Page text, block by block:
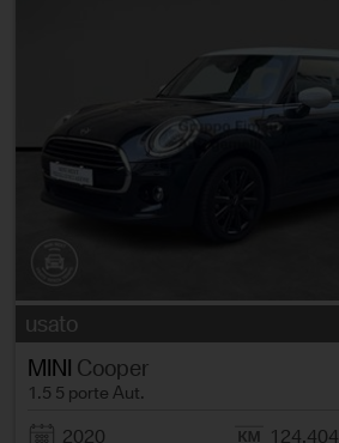
usato
MINI Cooper
1.5 5 porte Aut.
2020
124.404